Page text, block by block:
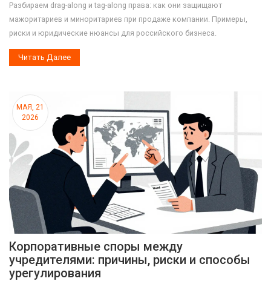
Разбираем drag-along и tag-along права: как они защищают
мажоритариев и миноритариев при продаже компании. Примеры,
риски и юридические нюансы для российского бизнеса.
Читать Далее
МАЯ, 21
2026
Корпоративные споры между
учредителями: причины, риски и способы
урегулирования